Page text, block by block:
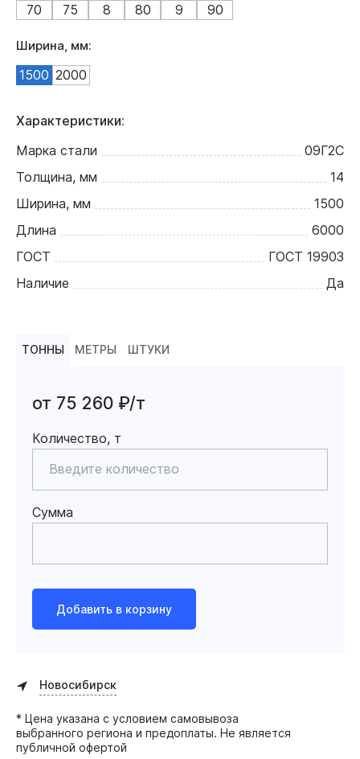
70
75 8 80 9 90
Ширина, мм:
1500 2000
Характеристики:
Марка стали
09Г2С
Толщина, мм
14
Ширина, мм
1500
Длина
6000
ГОСТ
ГОСТ 19903
Наличие
Да
ТОННЫ МЕТРЫ ШТУКИ
от 75 260 ₽/т
Количество, т
Сумма
Добавить в корзину
Новосибирск
* Цена указана с условием самовывоза
выбранного региона и предоплаты. Не является
публичной офертой